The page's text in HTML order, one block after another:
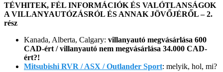
TÉVHITEK, FÉL INFORMÁCIÓK ÉS VALÓTLANSÁGOK
A VILLANYAUTÓZÁSRÓL ÉS ANNAK JÖVŐJÉRŐL – 2.
rész
Kanada, Alberta, Calgary: villanyautó megvásárlása 600
CAD-ért / villanyautó nem megvásárlása 34.000 CAD-
ért?!
Mitsubishi RVR / ASX / Outlander Sport: melyik, hol, mi?